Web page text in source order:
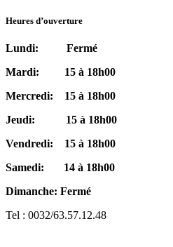
Heures d’ouverture
Lundi: Fermé
Mardi: 15 à 18h00
Mercredi: 15 à 18h00
Jeudi: 15 à 18h00
Vendredi: 15 à 18h00
Samedi: 14 à 18h00
Dimanche: Fermé
Tel : 0032/63.57.12.48